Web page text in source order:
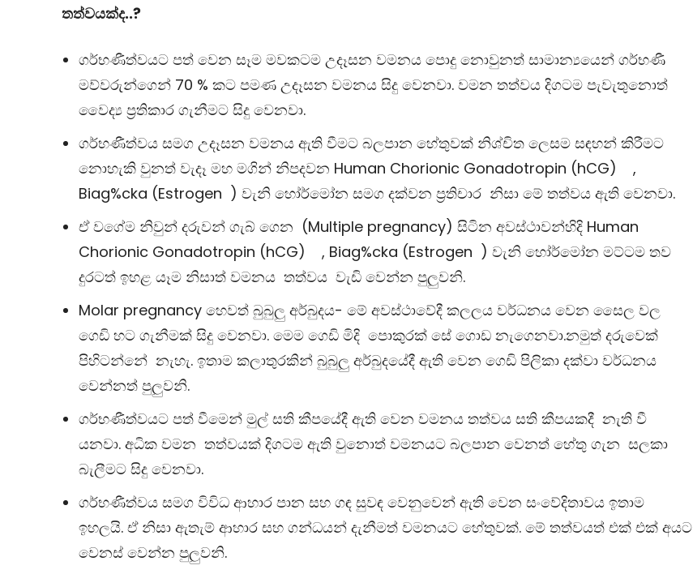
තත්වයක්ද..?
ගර්භණීත්වයට පත් වෙන සෑම මවකටම උදෑසන වමනය පොදු නොවුනත් සාමාන්‍යයෙන් ගර්භණී
මව්වරුන්ගෙන් 70 % කට පමණ උදෑසන වමනය සිදු වෙනවා. වමන තත්වය දිගටම පැවැතුනොත්
වෛද්‍ය ප්‍රතිකාර ගැනීමට සිදු වෙනවා.
ගර්භණීත්වය සමග උදෑසන වමනය ඇති වීමට බලපාන හේතුවක් නිශ්චිත ලෙසම සඳහන් කිරීමට
නොහැකි වුනත් වැදෑ මහ මගින් නිපදවන Human Chorionic Gonadotropin (hCG) ,
Biag%cka (Estrogen ) වැනි හෝර්මෝන සමග දක්වන ප්‍රතිචාර නිසා මේ තත්වය ඇති වෙනවා.
ඒ වගේම නිවුන් දරුවන් ගැබ් ගෙන (Multiple pregnancy) සිටින අවස්ථාවන්හිදි Human
Chorionic Gonadotropin (hCG) , Biag%cka (Estrogen ) වැනි හෝර්මෝන මට්ටම තව
දුරටත් ඉහළ යෑම නිසාත් වමනය තත්වය වැඩි වෙන්න පුලුවනි.
Molar pregnancy හෙවත් බුබුලු අර්බුදය- මේ අවස්ථාවේදී කලලය වර්ධනය වෙන සෛල වල
ගෙඩි හට ගැනීමක් සිදු වෙනවා. මෙම ගෙඩි මිදි පොකුරක් සේ ගොඩ නැගෙනවා.නමුත් දරුවෙක්
පිහිටන්නේ නැහැ. ඉතාම කලාතුරකින් බුබුලු අර්බුදයේදී ඇති වෙන ගෙඩි පිලිකා දක්වා වර්ධනය
වෙන්නත් පුලුවනි.
ගර්භණීත්වයට පත් වීමෙන් මුල් සති කීපයේදී ඇති වෙන වමනය තත්වය සති කීපයකදී නැති වී
යනවා. අධික වමන තත්වයක් දිගටම ඇති වුනොත් වමනයට බලපාන වෙනත් හේතු ගැන සලකා
බැලීමට සිදු වෙනවා.
ගර්භණීත්වය සමග විවිධ ආහාර පාන සහ ගඳ සුවඳ වෙනුවෙන් ඇති වෙන සංවේදිතාවය ඉතාම
ඉහලයි. ඒ නිසා ඇතැම් ආහාර සහ ගන්ධයන් දැනීමත් වමනයට හේතුවක්. මේ තත්වයත් එක් එක් අයට
වෙනස් වෙන්න පුලුවනි.